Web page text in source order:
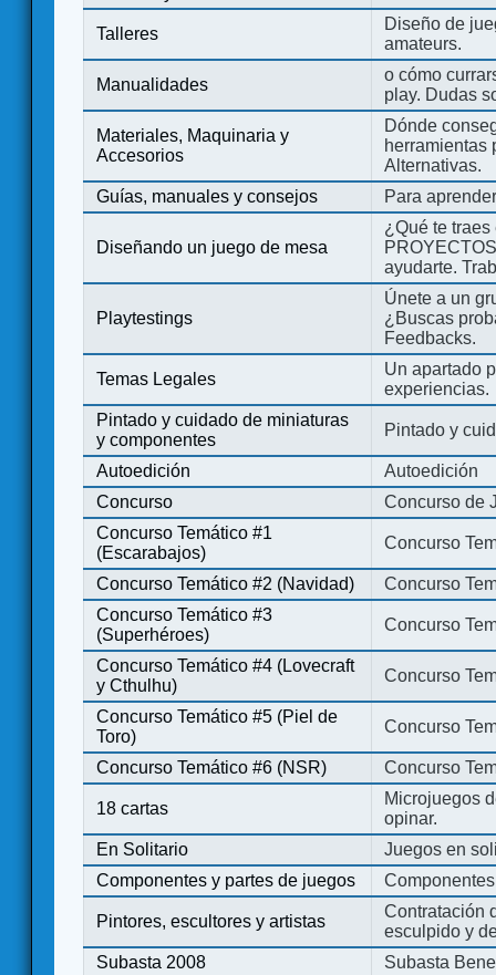
Talleres
Diseño de
amateurs.
Manualidades
o cómo
play. Dudas
Materiales, Maquinaria y
Accesorios
Dónde
herramientas
Alternativas.
Guías, manuales y consejos
Para
Diseñando un juego de mesa
¿Qué te
ayudarte.
Playtestings
Únete a un
¿Buscas
Feedbacks.
Temas Legales
Un apartado
experiencias.
Pintado y cuidado de miniaturas
y componentes
Pintado y
Autoedición
Autoedición
Concurso
Concurso de
Concurso Temático #1
(Escarabajos)
Concurso
Concurso Temático #2 (Navidad)
Concurso
Concurso Temático #3
(Superhéroes)
Concurso
Concurso Temático #4 (Lovecraft
y Cthulhu)
Concurso
Concurso Temático #5 (Piel de
Toro)
Concurso
Concurso Temático #6 (NSR) Concurso
18 cartas
Microjuegos
opinar.
En Solitario
Juegos en
Componentes y partes de juegos
Pintores, escultores y artistas
Contratación
esculpido y
Subasta 2008
Subasta